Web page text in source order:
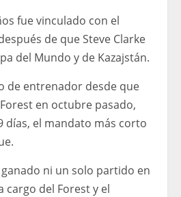
fue vinculado con el
de que Steve Clarke
del Mundo y de Kazajstán.
de entrenador desde que
en octubre pasado,
días, el mandato más corto
ni un solo partido en
cargo del Forest y el